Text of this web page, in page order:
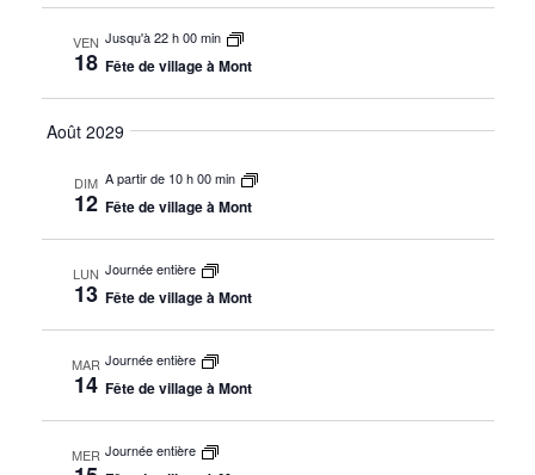
VEN
18
Jusqu'à 22 h 00 min
Fête de village à Mont
Août 2029
DIM
12
A partir de 10 h 00 min
Fête de village à Mont
LUN
13
Journée entière
Fête de village à Mont
MAR
14
Journée entière
Fête de village à Mont
MER Journée entière